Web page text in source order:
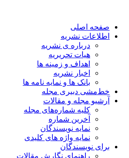
صفحه اصلی
اطلاعات نشریه
درباره ی نشریه
هیات تحریریه
اهداف و زمینه ها
اخبار نشریه
بانک ها و نمایه نامه ها
خط‌مشی دبیری مجله
آرشیو مجله و مقالات
کلیه شماره‌های مجله
آخرین شماره
نمایه نویسندگان
نمایه واژه های کلیدی
برای نویسندگان
راهنمای نگارش مقالات